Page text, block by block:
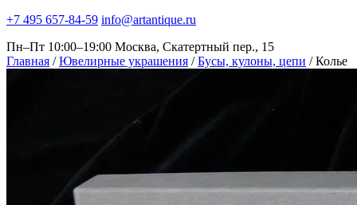
+7 495 657-84-59 info@artantique.ru
Пн–Пт 10:00–19:00 Москва, Скатертный пер., 15
Главная / Ювелирные украшения / Бусы, кулоны, цепи / Колье